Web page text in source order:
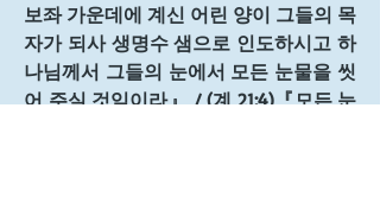
보좌 가운데에 계신 어린 양이 그들의 목
자가 되사 생명수 샘으로 인도하시고 하
나님께서 그들의 눈에서 모든 눈물을 씻
어 주실 것임이라』 / (계 21:4)『모든 눈